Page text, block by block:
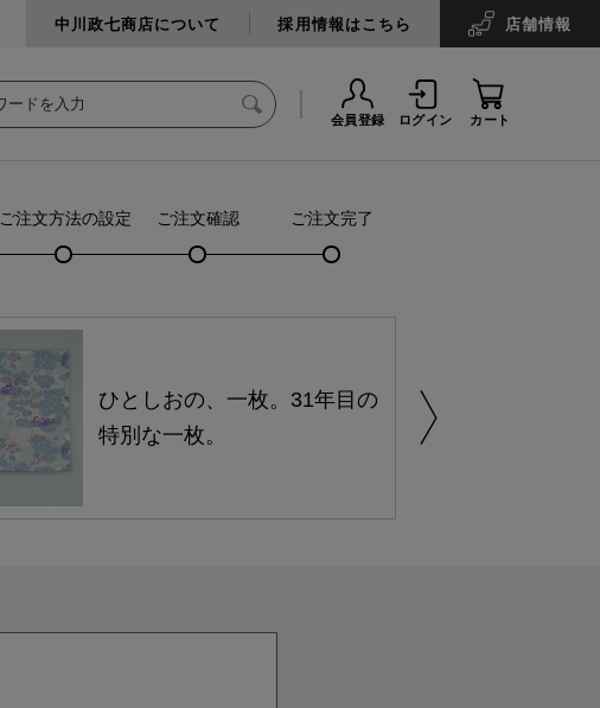
中川政七商店について 採用情報はこちら 店舗情報
会員登録 ログイン カート
ご注文方法の設定 ご注文確認 ご注文完了
ひとしおの、一枚。31年目の
特別な一枚。